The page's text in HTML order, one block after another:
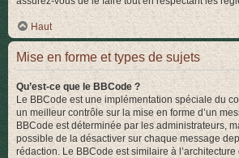
Haut
Mise en forme et types de sujets
Qu’est-ce que le BBCode ?
Le BBCode est une implémentation spéciale du
un meilleur contrôle sur la mise en forme d’un
BBCode est déterminée par les administrateurs,
possible de la désactiver sur chaque message
rédaction. Le BBCode est similaire à